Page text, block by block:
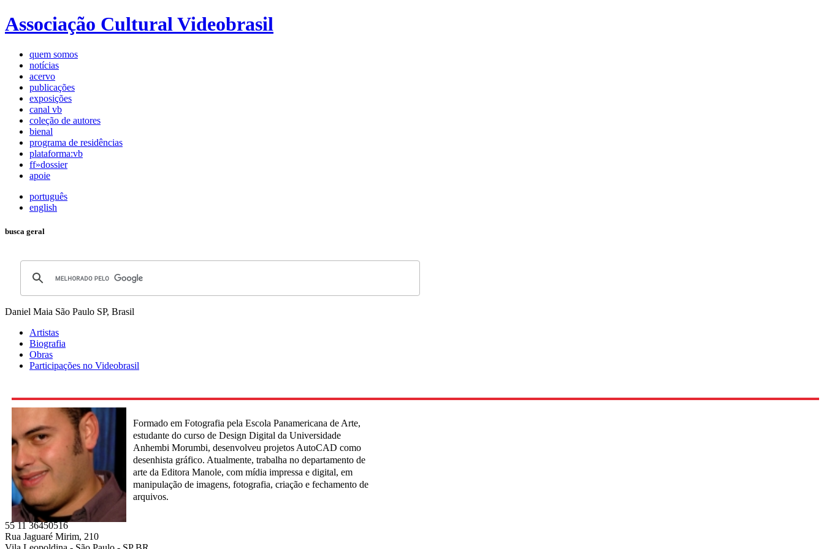
Associação Cultural Videobrasil
quem somos
notícias
acervo
publicações
exposições
canal vb
coleção de autores
bienal
programa de residências
plataforma:vb
ff»dossier
apoie
português
english
busca geral
Daniel Maia São Paulo SP, Brasil
Artistas
Biografia
Obras
Participações no Videobrasil
Formado em Fotografia pela Escola Panamericana de Arte,
estudante do curso de Design Digital da Universidade
Anhembi Morumbi, desenvolveu projetos AutoCAD como
desenhista gráfico. Atualmente, trabalha no departamento de
arte da Editora Manole, com mídia impressa e digital, em
manipulação de imagens, fotografia, criação e fechamento de
arquivos.
55 11 36450516
Rua Jaguaré Mirim, 210